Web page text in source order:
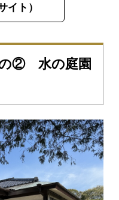
イト）
の② 水の庭園